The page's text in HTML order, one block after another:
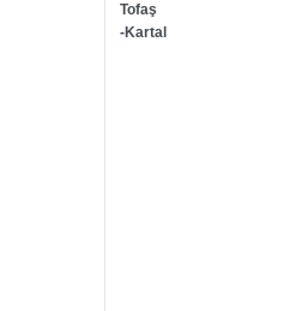
Tofaş
-Kartal